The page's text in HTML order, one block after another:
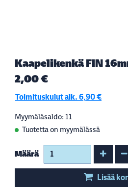
Kaapelikenkä FIN
2,00 €
Toimituskulut alk. 6,90 €
Myymäläsaldo: 11
Tuotetta on myymälässä
Määrä Kasvata
Lisää